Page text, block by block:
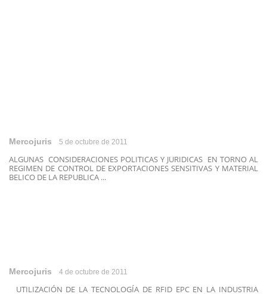
Mercojuris 5 de octubre de 2011
ALGUNAS CONSIDERACIONES POLITICAS Y JURIDICAS EN TORNO AL
REGIMEN DE CONTROL DE EXPORTACIONES SENSITIVAS Y MATERIAL
BELICO DE LA REPUBLICA ...
Mercojuris 4 de octubre de 2011
UTILIZACIÓN DE LA TECNOLOGÍA DE RFID EPC EN LA INDUSTRIA